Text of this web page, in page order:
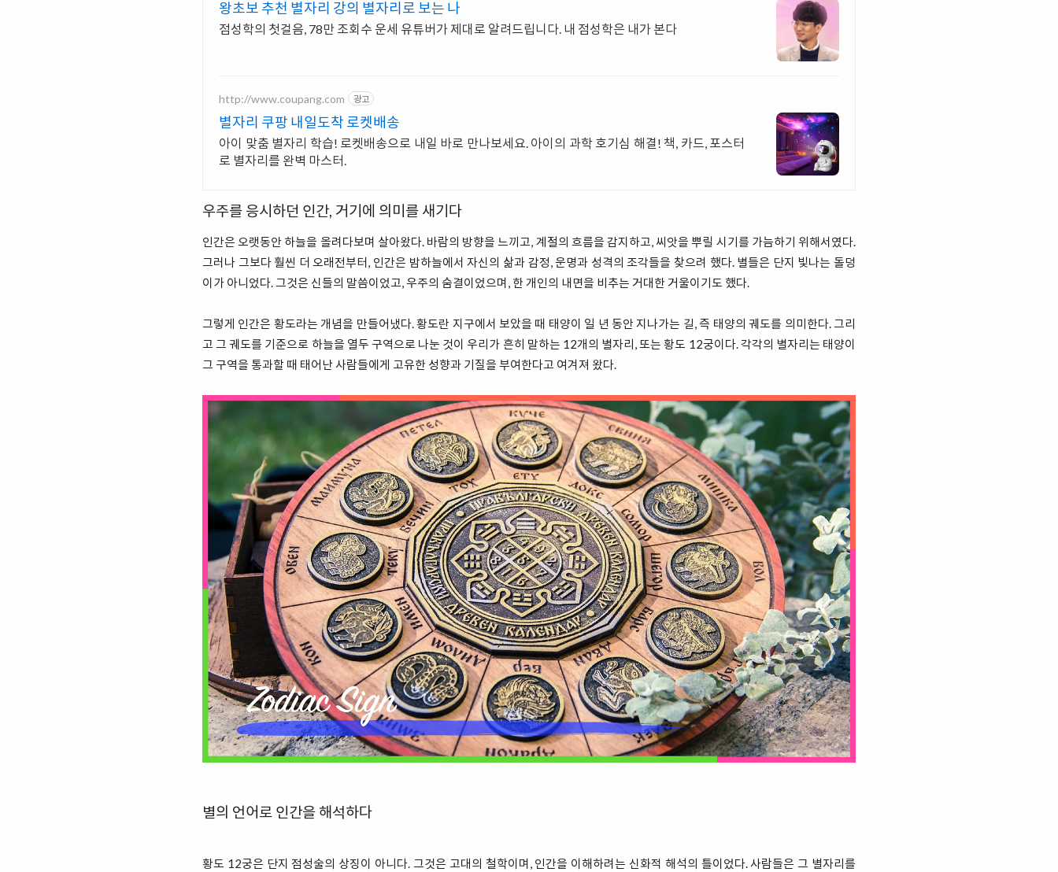
왕초보 추천 별자리 강의 별자리로 보는 나
점성학의 첫걸음, 78만 조회수 운세 유튜버가 제대로 알려드립니다. 내 점성학은 내가 본다
http://www.coupang.com 광고
별자리 쿠팡 내일도착 로켓배송
아이 맞춤 별자리 학습! 로켓배송으로 내일 바로 만나보세요. 아이의 과학 호기심 해결! 책, 카드, 포스터
로 별자리를 완벽 마스터.
우주를 응시하던 인간, 거기에 의미를 새기다
인간은 오랫동안 하늘을 올려다보며 살아왔다. 바람의 방향을 느끼고, 계절의 흐름을 감지하고, 씨앗을 뿌릴 시기를 가늠하기 위해서였다.
그러나 그보다 훨씬 더 오래전부터, 인간은 밤하늘에서 자신의 삶과 감정, 운명과 성격의 조각들을 찾으려 했다. 별들은 단지 빛나는 돌덩
이가 아니었다. 그것은 신들의 말씀이었고, 우주의 숨결이었으며, 한 개인의 내면을 비추는 거대한 거울이기도 했다.
그렇게 인간은 황도라는 개념을 만들어냈다. 황도란 지구에서 보았을 때 태양이 일 년 동안 지나가는 길, 즉 태양의 궤도를 의미한다. 그리
고 그 궤도를 기준으로 하늘을 열두 구역으로 나눈 것이 우리가 흔히 말하는 12개의 별자리, 또는 황도 12궁이다. 각각의 별자리는 태양이
그 구역을 통과할 때 태어난 사람들에게 고유한 성향과 기질을 부여한다고 여겨져 왔다.
별의 언어로 인간을 해석하다
황도 12궁은 단지 점성술의 상징이 아니다. 그것은 고대의 철학이며, 인간을 이해하려는 신화적 해석의 틀이었다. 사람들은 그 별자리를